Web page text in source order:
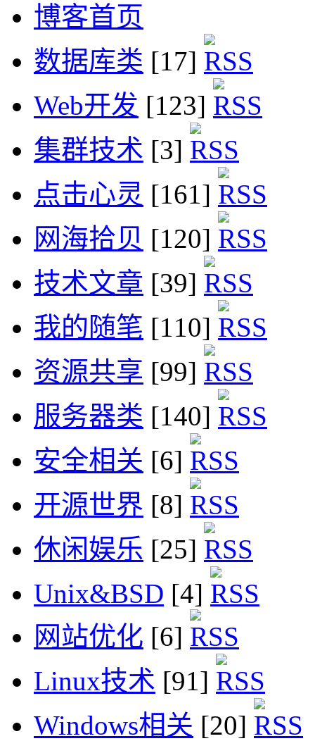
博客首页
数据库类 [17]
Web开发 [123]
集群技术 [3]
点击心灵 [161]
网海拾贝 [120]
技术文章 [39]
我的随笔 [110]
资源共享 [99]
服务器类 [140]
安全相关 [6]
开源世界 [8]
休闲娱乐 [25]
Unix&BSD [4]
网站优化 [6]
Linux技术 [91]
Windows相关 [20]